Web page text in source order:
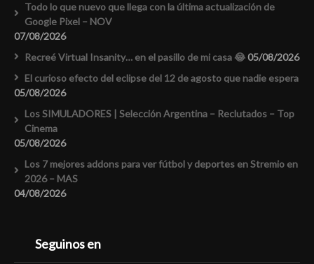
Todo lo que nuevo que llega con la última actualización de
Google Pixel – NOV
07/08/2026
Recreé Virtual Insanity… en el pasillo de mi casa 😂05/08/2026
El curioso efecto del eclipse del 12 de agosto que nadie espera
05/08/2026
Los SIMULADORES | Selección Argentina – Reclutados – Top
Cinema
05/08/2026
Los 7 mejores addons para ver fútbol y deportes en Stremio en
2026 – MAS
04/08/2026
Seguinos en